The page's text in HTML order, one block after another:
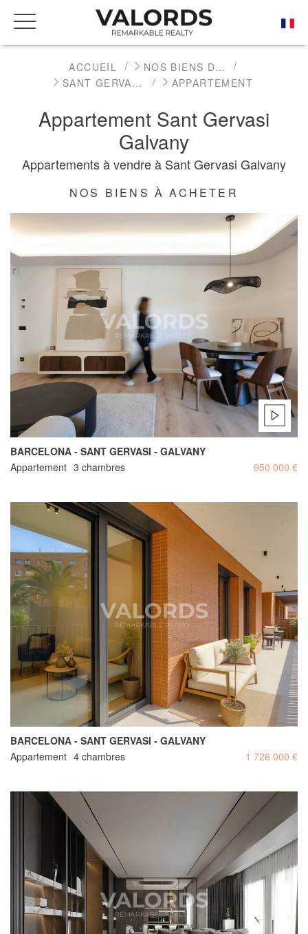
ACCUEIL
NOS BIENS DE PRESTIGE À LA VENTE
SANT GERVASI - GALVANY
APPARTEMENT
Appartement Sant Gervasi
Galvany
Appartements à vendre à Sant Gervasi Galvany
NOS BIENS À ACHETER
BARCELONA - SANT GERVASI - GALVANY
Appartement 3 chambres 950 000 €
BARCELONA - SANT GERVASI - GALVANY
Appartement 4 chambres 1 726 000 €